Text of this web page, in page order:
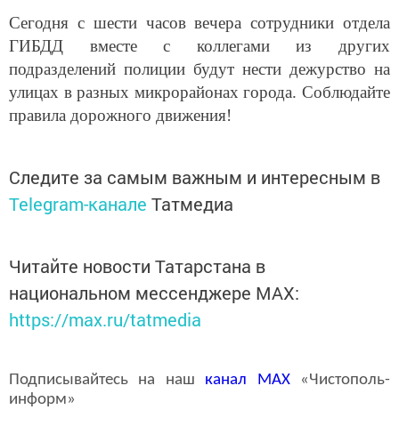
Сегодня с шести часов вечера сотрудники отдела
ГИБДД вместе с коллегами из других
подразделений полиции будут нести дежурство на
улицах в разных микрорайонах города. Соблюдайте
правила дорожного движения!
Следите за самым важным и интересным в
Telegram-канале Татмедиа
Читайте новости Татарстана в
национальном мессенджере MАХ:
https://max.ru/tatmedia
Подписывайтесь на наш канал MAX«Чистополь-
информ»